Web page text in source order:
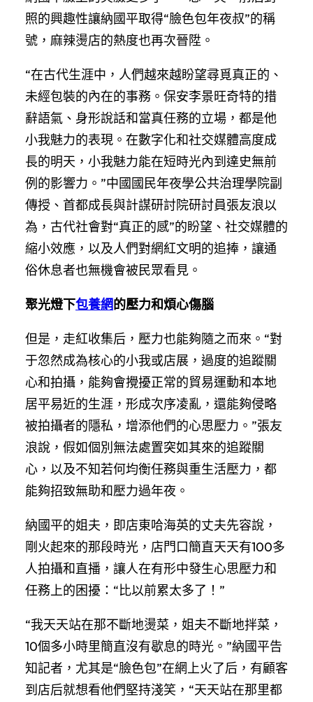
照的興趣性讓納國平取得“臉色包年夜叔”的稱
號，麻辣燙店的熱度也再次晉陞。
“在古代生涯中，人們越來越盼望尋覓真正的、
未經包裝的內在的事務。保安李景旺奇特的措
辭語氣、身形說話和當真任務的立場，都是他
小我魅力的表現。在數字化和社交媒體高度成
長的明天，小我魅力能在短時光內到達史無前
例的影響力。”中國國民年夜學公共治理學院副
傳授、首都成長與計謀研討院研討員張友浪以
為，古代社會對“真正的感”的盼望、社交媒體的
縮小效應，以及人們對網紅文明的追捧，讓通
俗休息者也無機會被民眾看見。
聚光燈下包養網的壓力和煩心傷腦
但是，走紅收集后，壓力也能夠隨之而來。“對
于忽然成為核心的小我或店展，過度的追蹤關
心和拍攝，能夠會攪擾正常的貿易運動和本地
居平易近的生涯，形成次序凌亂，還能夠侵略
被拍攝者的隱私，增添他們的心思壓力。”張友
浪說，假如個別無法處置突如其來的追蹤關
心，以及不知若何均衡任務與重生活壓力，都
能夠招致無助和壓力過年夜。
納國平的姐夫，即店東哈海英的丈夫先容說，
剛火起來的那段時光，店門口簡直天天有100多
人拍攝和直播，讓人在有形中發生心思壓力和
任務上的困擾：“比以前累太多了！”
“我天天站在那不斷地燙菜，姐夫不斷地拌菜，
10個多小時里簡直沒有歇息的時光。”納國平告
知記者，尤其是“臉色包”在網上火了后，有顧客
到店后就想看他們堅持淺笑，“天天站在那里都